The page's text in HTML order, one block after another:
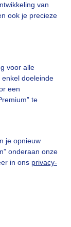
van
ook je precieze
voor alle
doeleinde
een
te
je opnieuw
onderaan onze
in ons privacy-